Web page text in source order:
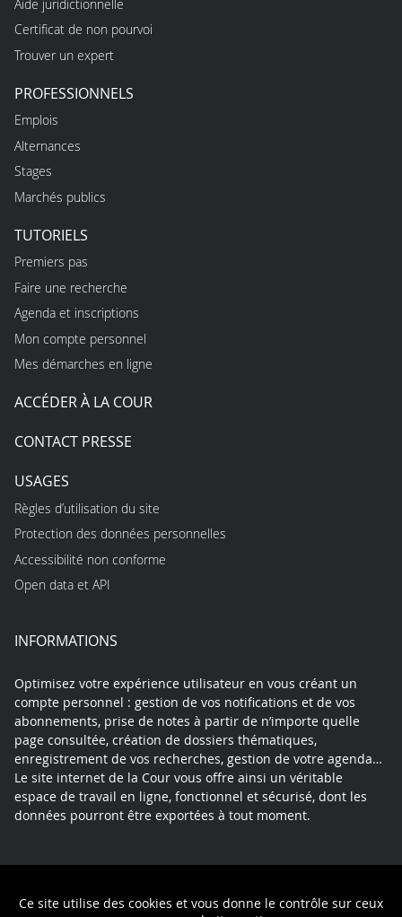
Ce site utilise des cookies et vous donne le contrôle sur ceux
Aide juridictionnelle
Certificat de non pourvoi
Trouver un expert
PROFESSIONNELS
Emplois
Alternances
Stages
Marchés publics
TUTORIELS
Premiers pas
Faire une recherche
Agenda et inscriptions
Mon compte personnel
Mes démarches en ligne
ACCÉDER À LA COUR
CONTACT PRESSE
USAGES
Règles d’utilisation du site
Protection des données personnelles
Accessibilité non conforme
Open data et API
INFORMATIONS
Optimisez votre expérience utilisateur en vous créant un
compte personnel : gestion de vos notifications et de vos
abonnements, prise de notes à partir de n’importe quelle
page consultée, création de dossiers thématiques,
enregistrement de vos recherches, gestion de votre agenda…
Le site internet de la Cour vous offre ainsi un véritable
espace de travail en ligne, fonctionnel et sécurisé, dont les
données pourront être exportées à tout moment.
Politique de confidentialité